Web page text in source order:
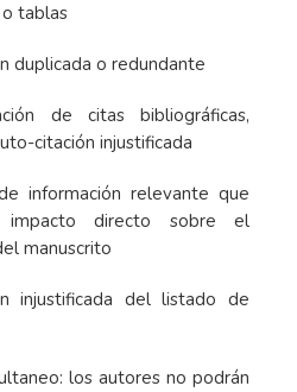
tablas
duplicada o redundante
de citas bibliográficas,
citación injustificada
información relevante que
directo sobre el
manuscrito
injustificada del listado de
los autores no podrán